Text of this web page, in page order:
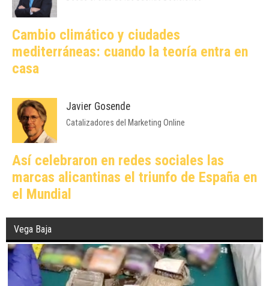
Cambio climático y ciudades
mediterráneas: cuando la teoría entra en
casa
Javier Gosende
Catalizadores del Marketing Online
Así celebraron en redes sociales las
marcas alicantinas el triunfo de España en
el Mundial
Vega Baja